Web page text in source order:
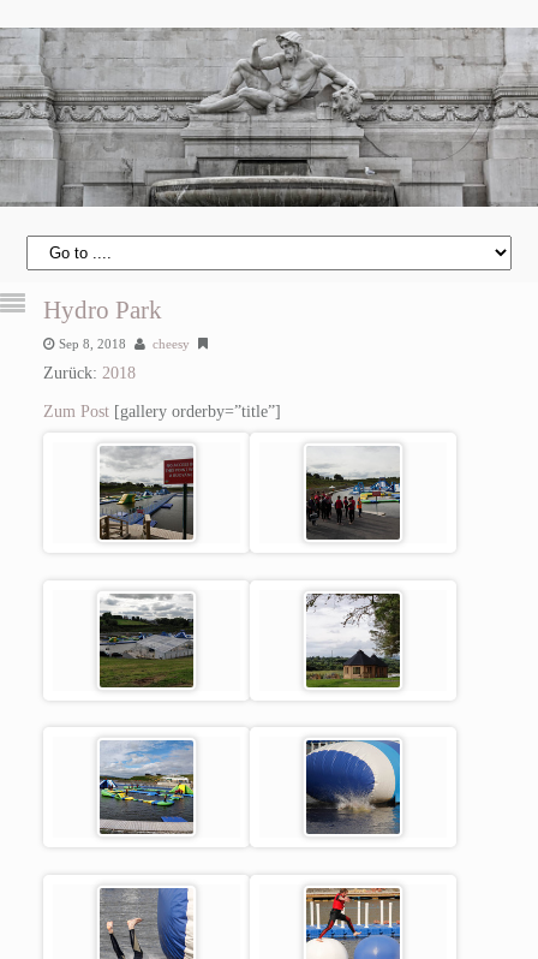
Hydro Park
Sep 8, 2018 cheesy
Zurück: 2018
Zum Post[gallery orderby=”title”]